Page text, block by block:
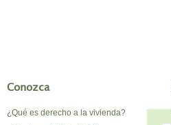
Conozca
¿Qué es derecho a la vivienda?